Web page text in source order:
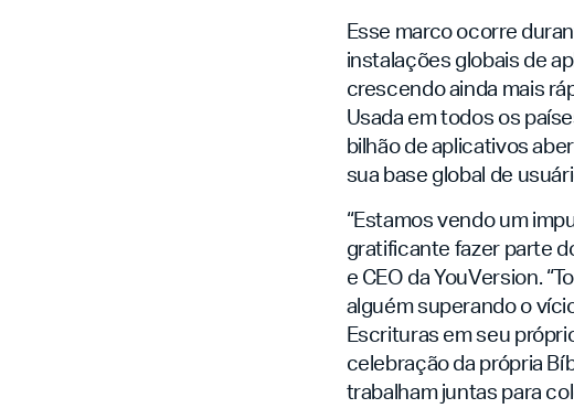
Esse marco ocorre
instalações globais de
crescendo ainda mais
Usada em todos os
bilhão de aplicativos
sua base global de
“Estamos vendo um
gratificante fazer parte
e CEO da YouVersion.
alguém superando o
Escrituras em seu
celebração da própria
trabalham juntas para